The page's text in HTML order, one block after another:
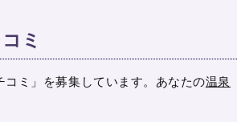
ミ
ミ」を募集しています。あなたの温泉